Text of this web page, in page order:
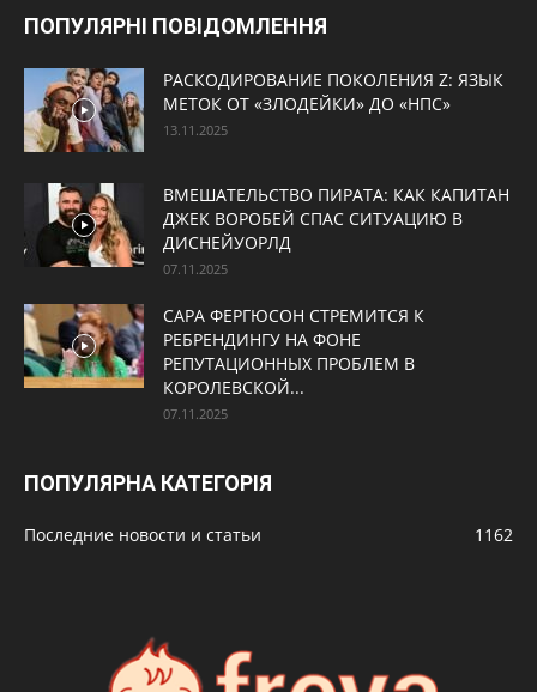
ПОПУЛЯРНІ ПОВІДОМЛЕННЯ
РАСКОДИРОВАНИЕ ПОКОЛЕНИЯ Z: ЯЗЫК
МЕТОК ОТ «ЗЛОДЕЙКИ» ДО «НПС»
13.11.2025
ВМЕШАТЕЛЬСТВО ПИРАТА: КАК КАПИТАН
ДЖЕК ВОРОБЕЙ СПАС СИТУАЦИЮ В
ДИСНЕЙУОРЛД
07.11.2025
САРА ФЕРГЮСОН СТРЕМИТСЯ К
РЕБРЕНДИНГУ НА ФОНЕ
РЕПУТАЦИОННЫХ ПРОБЛЕМ В
КОРОЛЕВСКОЙ...
07.11.2025
ПОПУЛЯРНА КАТЕГОРІЯ
Последние новости и статьи 1162